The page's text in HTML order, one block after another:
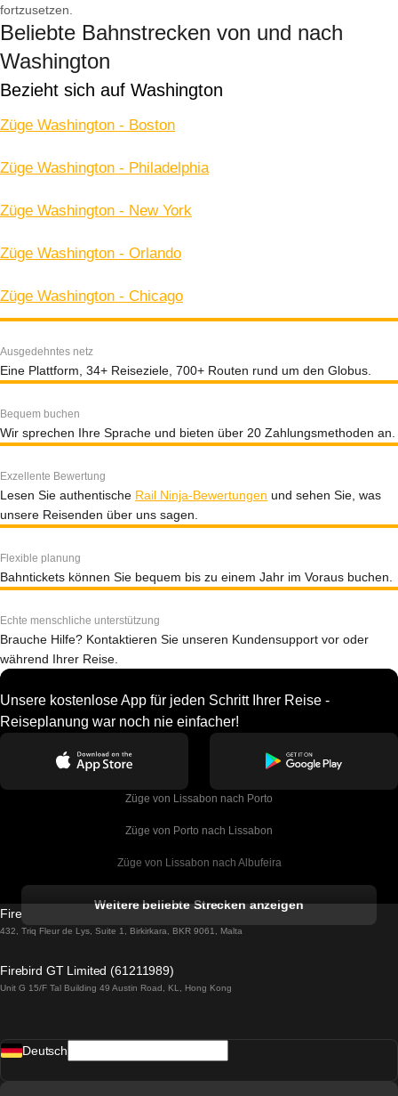
fortzusetzen.
Beliebte Bahnstrecken von und nach
Washington
Bezieht sich auf Washington
Züge Washington - Boston
Züge Washington - Philadelphia
Züge Washington - New York
Züge Washington - Orlando
Züge Washington - Chicago
Ausgedehntes netz
Eine Plattform, 34+ Reiseziele, 700+ Routen rund um den Globus.
Bequem buchen
Wir sprechen Ihre Sprache und bieten über 20 Zahlungsmethoden an.
Exzellente Bewertung
Lesen Sie authentische Rail Ninja-Bewertungen und sehen Sie, was
unsere Reisenden über uns sagen.
Flexible planung
Bahntickets können Sie bequem bis zu einem Jahr im Voraus buchen.
Echte menschliche unterstützung
Brauche Hilfe? Kontaktieren Sie unseren Kundensupport vor oder
während Ihrer Reise.
Unsere kostenlose App für jeden Schritt Ihrer Reise -
Reiseplanung war noch nie einfacher!
Züge von Lissabon nach Porto
Züge von Porto nach Lissabon
Züge von Lissabon nach Albufeira
Züge von Lissabon nach Lagos
Züge von Lissabon nach Madrid
Weitere beliebte Strecken anzeigen
Firebird GT Limited (OC 1451)
432, Triq Fleur de Lys, Suite 1, Birkirkara, BKR 9061, Malta
Firebird GT Limited (61211989)
Unit G 15/F Tal Building 49 Austin Road, KL, Hong Kong
Deutsch